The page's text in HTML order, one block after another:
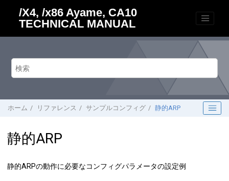
/X4, /x86 Ayame, CA10
TECHNICAL MANUAL
ホーム リファレンス サンプルコンフィグ 静的ARP
静的ARP
静的ARPの動作に必要なコンフィグパラメータの設定例